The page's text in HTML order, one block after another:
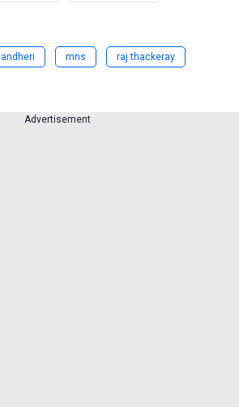
andheri mns raj thackeray
Advertisement